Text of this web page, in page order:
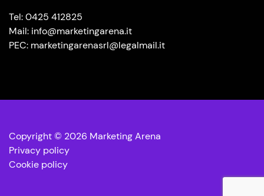
Tel: 0425 412825
Mail: info@marketingarena.it
PEC: marketingarenasrl@legalmail.it
Copyright © 2026 Marketing Arena
Privacy policy
Cookie policy